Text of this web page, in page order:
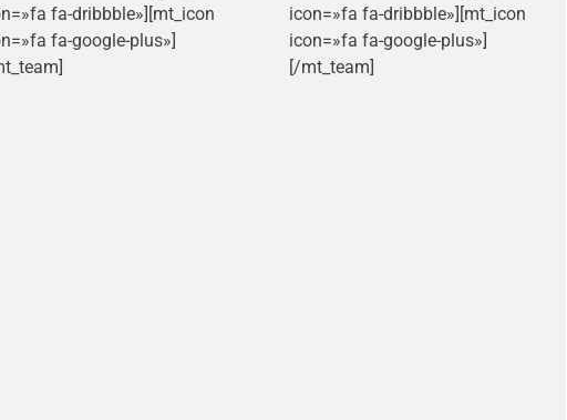
fa-dribbble»][mt_icon
fa-google-plus»]
icon=»fa fa-dribbble»][mt_icon
icon=»fa fa-google-plus»]
[/mt_team]